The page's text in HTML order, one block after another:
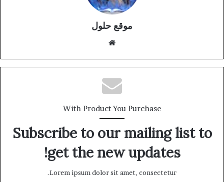
موقع حلول
With Product You Purchase
Subscribe to our mailing list to
get the new updates!
Lorem ipsum dolor sit amet, consectetur.